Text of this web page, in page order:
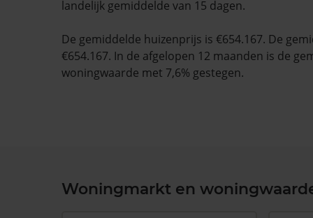
landelijk gemiddelde van 15 dagen.
De gemiddelde huizenprijs is €654.167. De
€654.167. In de afgelopen 12 maanden is de
woningwaarde met 7,6% gestegen.
Woningmarkt en